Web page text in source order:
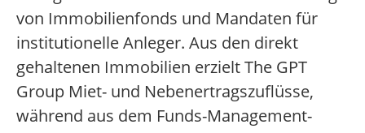
von Immobilienfonds und Mandaten für
institutionelle Anleger. Aus den direkt
gehaltenen Immobilien erzielt The GPT
Group Miet- und Nebenertragszuflüsse,
während aus dem Funds-Management-